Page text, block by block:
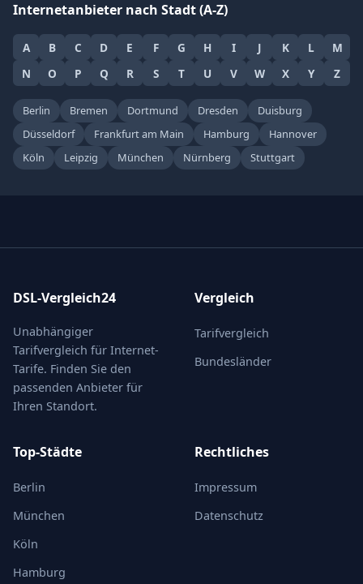
Internetanbieter nach Stadt (A-Z)
A B C D E F G H I J K L
M
N
O P Q R S T U V W X Y Z
Berlin Bremen Dortmund Dresden
Duisburg
Düsseldorf
Frankfurt am Main Hamburg
Hannover
Köln
Leipzig München Nürnberg Stuttgart
DSL-Vergleich24
Unabhängiger
Tarifvergleich für Internet-
Tarife. Finden Sie den
passenden Anbieter für
Ihren Standort.
Vergleich
Tarifvergleich
Bundesländer
Top-Städte
Berlin
München
Köln
Hamburg
Rechtliches
Impressum
Datenschutz